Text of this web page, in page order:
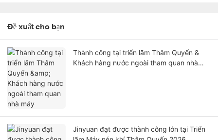
Đề xuất cho bạn
Thành công tại triển lãm Thâm Quyến &
Khách hàng nước ngoài tham quan nhà
Jinyuan đạt được thành công lớn tại Triển